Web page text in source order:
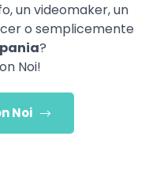
un videomaker, un
o semplicemente
?
Noi!
Noi